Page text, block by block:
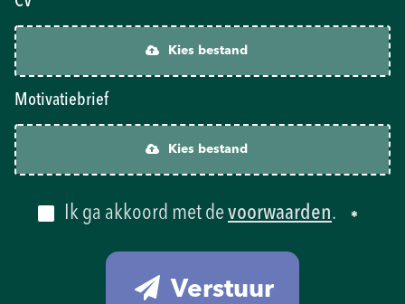
Kies bestand
Motivatiebrief
Kies bestand
Ik ga akkoord met devoorwaarden.
Verstuur